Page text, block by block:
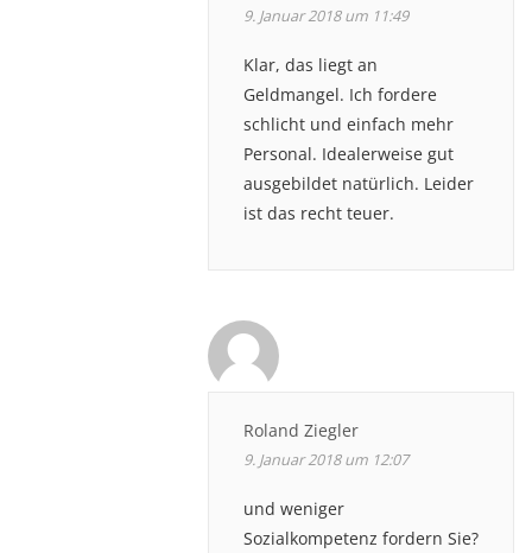
9. Januar 2018 um 11:49
Klar, das liegt an
Geldmangel. Ich fordere
schlicht und einfach mehr
Personal. Idealerweise gut
ausgebildet natürlich. Leider
ist das recht teuer.
Roland Ziegler
9. Januar 2018 um 12:07
und weniger
Sozialkompetenz fordern Sie?